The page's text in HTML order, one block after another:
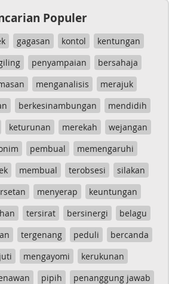
Populer
gagasan kontol
kentungan
penyampaian
bersahaja
menganalisis
merajuk
berkesinambungan
mendidih
keturunan merekah
wejangan
pembual
memengaruhi
membual terobsesi
silakan
menyerap
keuntungan
tersirat bersinergi
belagu
tergenang peduli
bercanda
mengayomi
kerukunan
pipih
penanggung jawab